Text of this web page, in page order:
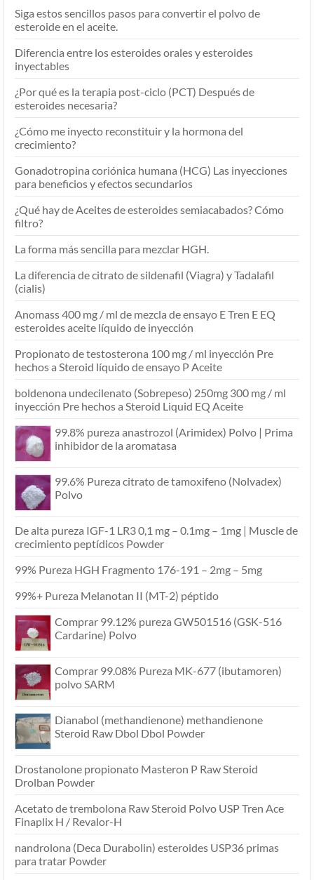
Siga estos sencillos pasos para convertir el polvo de
esteroide en el aceite.
Diferencia entre los esteroides orales y esteroides
inyectables
¿Por qué es la terapia post-ciclo (PCT) Después de
esteroides necesaria?
¿Cómo me inyecto reconstituir y la hormona del
crecimiento?
Gonadotropina coriónica humana (HCG) Las inyecciones
para beneficios y efectos secundarios
¿Qué hay de Aceites de esteroides semiacabados? Cómo
filtro?
La forma más sencilla para mezclar HGH.
La diferencia de citrato de sildenafil (Viagra) y Tadalafil
(cialis)
Anomass 400 mg / ml de mezcla de ensayo E Tren E EQ
esteroides aceite líquido de inyección
Propionato de testosterona 100 mg / ml inyección Pre
hechos a Steroid líquido de ensayo P Aceite
boldenona undecilenato (Sobrepeso) 250mg 300 mg / ml
inyección Pre hechos a Steroid Liquid EQ Aceite
99.8% pureza anastrozol (Arimidex) Polvo | Prima
inhibidor de la aromatasa
99.6% Pureza citrato de tamoxifeno (Nolvadex)
Polvo
De alta pureza IGF-1 LR3 0,1 mg – 0.1mg – 1mg | Muscle de
crecimiento peptídicos Powder
99% Pureza HGH Fragmento 176-191 – 2mg – 5mg
99%+ Pureza Melanotan II (MT-2) péptido
Comprar 99.12% pureza GW501516 (GSK-516
Cardarine) Polvo
Comprar 99.08% Pureza MK-677 (ibutamoren)
polvo SARM
Dianabol (methandienone) methandienone
Steroid Raw Dbol Dbol Powder
Drostanolone propionato Masteron P Raw Steroid
Drolban Powder
Acetato de trembolona Raw Steroid Polvo USP Tren Ace
Finaplix H / Revalor-H
nandrolona (Deca Durabolin) esteroides USP36 primas
para tratar Powder